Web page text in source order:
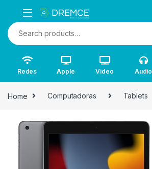
Search for:
Redes Apple Video Audio
Home Computadoras Tablets